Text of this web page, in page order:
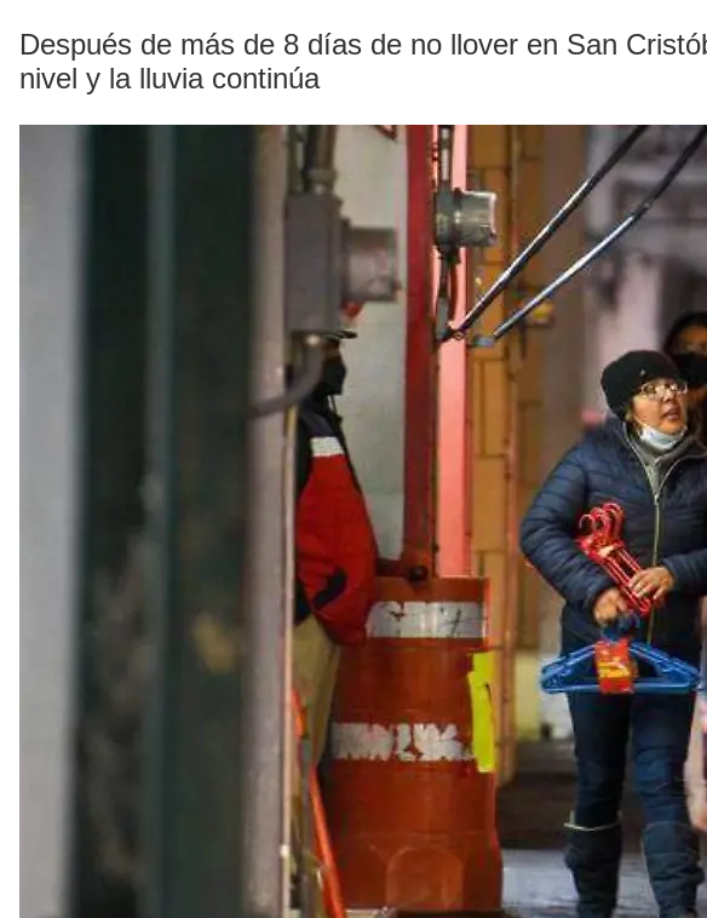
Después de más de 8 días de no llover en San
nivel y la lluvia continúa